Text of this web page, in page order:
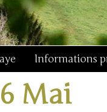
Informations
Mai